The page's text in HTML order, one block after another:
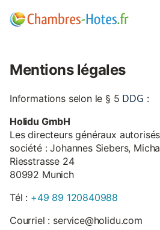
Mentions légales
Informations selon le § 5 DDG :
Holidu GmbH
Les directeurs généraux
société : Johannes Siebers,
Riesstrasse 24
80992 Munich
Tél : +49 89 120840988
Courriel : service@holidu.com